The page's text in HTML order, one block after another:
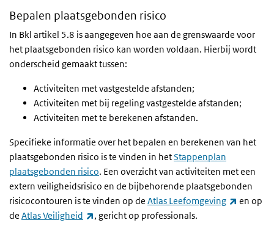
Bepalen plaatsgebonden risico
In Bkl artikel 5.8 is aangegeven hoe aan de grenswaarde voor
het plaatsgebonden risico kan worden voldaan. Hierbij wordt
onderscheid gemaakt tussen:
Activiteiten met vastgestelde afstanden;
Activiteiten met bij regeling vastgestelde afstanden;
Activiteiten met te berekenen afstanden.
Specifieke informatie over het bepalen en berekenen van het
plaatsgebonden risico is te vinden in hetStappenplan
plaatsgebonden risico. Een overzicht van activiteiten met een
extern veiligheidsrisico en de bijbehorende plaatsgebonden
risicocontouren is te vinden op de Atlas Leefomgeving
en op
de Atlas Veiligheid (externe link)
, gericht op professionals.